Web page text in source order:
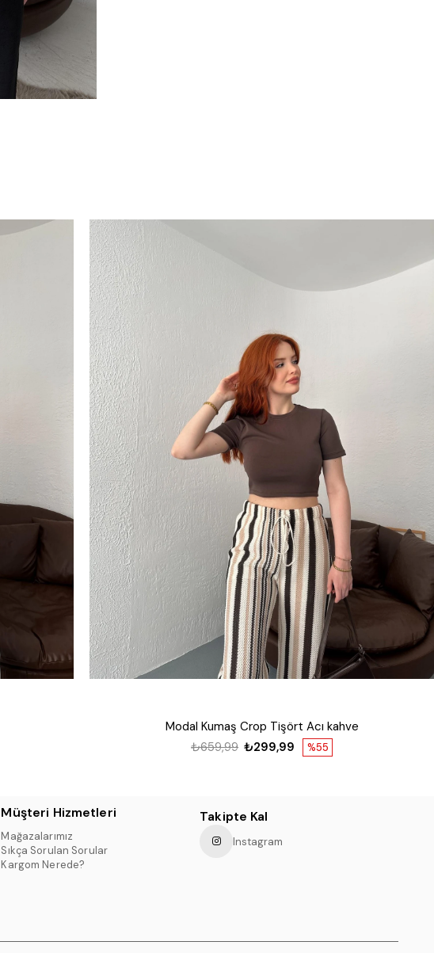
Modal Kumaş Crop Tişört Acı kahve
%55
₺299,99
₺659,99
Müşteri Hizmetleri
Mağazalarımız
Sıkça Sorulan Sorular
Kargom Nerede?
Takipte Kal
Instagram